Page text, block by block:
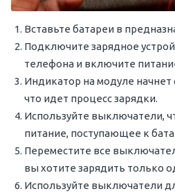
Вставьте батареи в
Подключите зарядное
телефона и включите
Индикатор на модуле начнет
что идет процесс зарядки.
Используйте выключатели,
питание, поступающее к
Переместите все
вы хотите зарядить только
Используйте выключатели